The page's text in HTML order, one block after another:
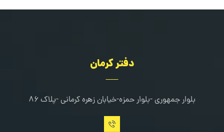
دفتر کرمان
بلوار جمهوری -بلوار حمزه-خیابان زهره کرمانی -پلاک ۸۶